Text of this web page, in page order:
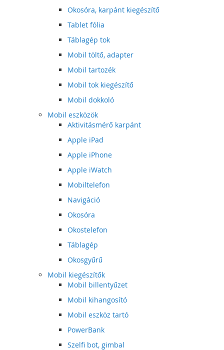
Okosóra, karpánt kiegészítő
Tablet fólia
Táblagép tok
Mobil töltő, adapter
Mobil tartozék
Mobil tok kiegészítő
Mobil dokkoló
Mobil eszközök
Aktivitásmérő karpánt
Apple iPad
Apple iPhone
Apple iWatch
Mobiltelefon
Navigáció
Okosóra
Okostelefon
Táblagép
Okosgyűrű
Mobil kiegészítők
Mobil billentyűzet
Mobil kihangosító
Mobil eszköz tartó
PowerBank
Szelfi bot, gimbal